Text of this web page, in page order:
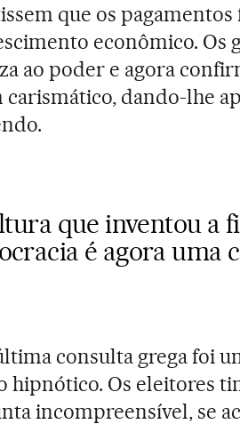
que os
econômico. Os
ao poder e agora
carismático, dando-lhe
que inventou a
é agora uma
consulta grega foi
hipnótico. Os eleitores
incompreensível, se